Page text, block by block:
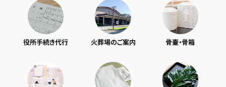
役所手続き代行 火葬場のご案内 骨壷・骨箱